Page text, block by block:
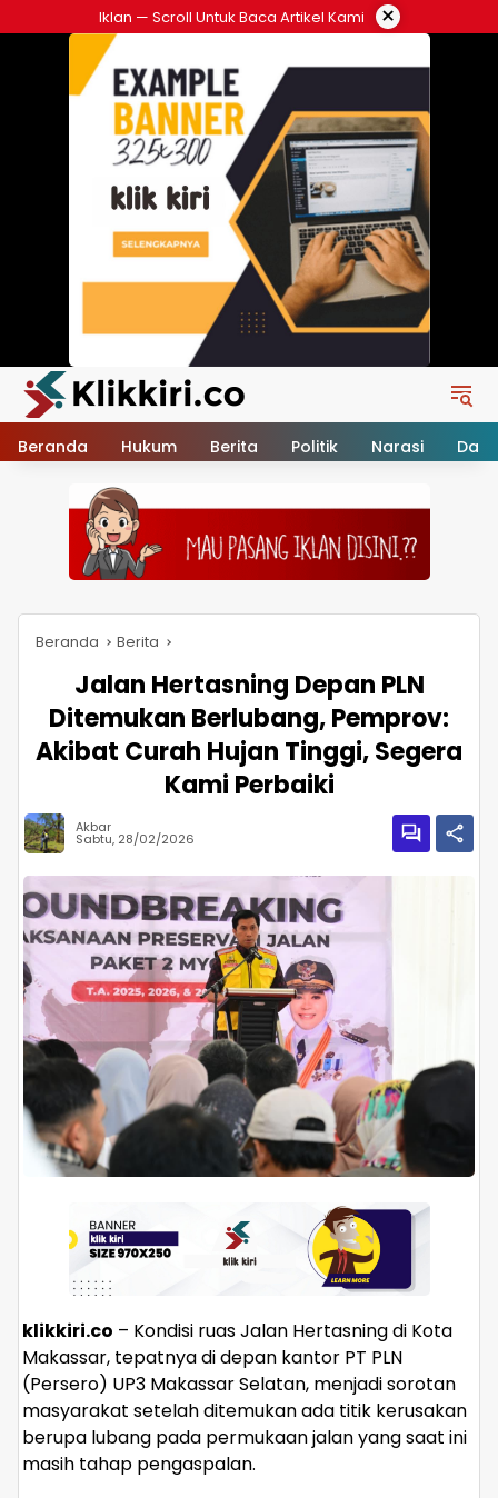
ke
Iklan — Scroll Untuk Baca Artikel Kami ×
Beranda Hukum Berita Politik Narasi
Beranda Berita
Jalan Hertasning Depan PLN
Ditemukan Berlubang, Pemprov:
Akibat Curah Hujan Tinggi, Segera
Kami Perbaiki
Akbar
Sabtu, 28/02/2026
klikkiri.co – Kondisi ruas Jalan Hertasning di Kota
Makassar, tepatnya di depan kantor PT PLN
(Persero) UP3 Makassar Selatan, menjadi sorotan
masyarakat setelah ditemukan ada titik kerusakan
berupa lubang pada permukaan jalan yang saat ini
masih tahap pengaspalan.